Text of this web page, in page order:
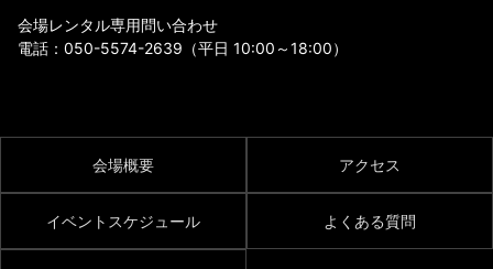
会場レンタル専用問い合わせ
電話： 050-5574-2639 （平日 10:00～18:00）
会場概要 アクセス
イベントスケジュール よくある質問